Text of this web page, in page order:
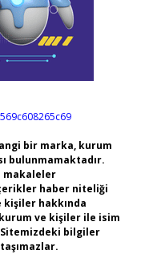
bir marka, kurum
bulunmamaktadır.
makaleler
haber niteliği
kişiler hakkında
ve kişiler ile isim
bilgiler